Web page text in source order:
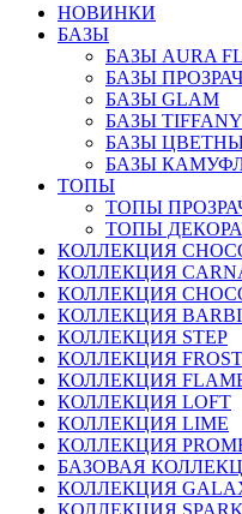
НОВИНКИ
БАЗЫ
БАЗЫ AURA
БАЗЫ
БАЗЫ GLAM
БАЗЫ TIFFANY
БАЗЫ
БАЗЫ
ТОПЫ
ТОПЫ
ТОПЫ
КОЛЛЕКЦИЯ
КОЛЛЕКЦИЯ
КОЛЛЕКЦИЯ
КОЛЛЕКЦИЯ
КОЛЛЕКЦИЯ STEP
КОЛЛЕКЦИЯ FROST
КОЛЛЕКЦИЯ
КОЛЛЕКЦИЯ LOFT
КОЛЛЕКЦИЯ LIME
КОЛЛЕКЦИЯ
БАЗОВАЯ
КОЛЛЕКЦИЯ
КОЛЛЕКЦИЯ